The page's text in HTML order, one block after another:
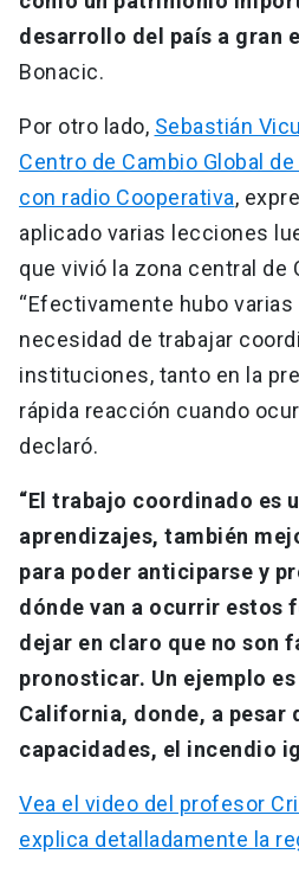
desarrollo del país a gran
Bonacic.
Por otro lado, Sebastián
Centro de Cambio Global
con radio Cooperativa,
aplicado varias lecciones
que vivió la zona central de
“Efectivamente hubo
necesidad de trabajar
instituciones, tanto en la
rápida reacción cuando
declaró.
“El trabajo coordinado es
aprendizajes, también
para poder anticiparse y
dónde van a ocurrir estos
dejar en claro que no son
pronosticar. Un ejemplo
California, donde, a pesar
capacidades, el incendio
Vea el video del profesor
explica detalladamente la